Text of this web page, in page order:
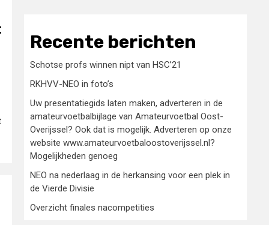
Recente berichten
Schotse profs winnen nipt van HSC’21
RKHVV-NEO in foto’s
Uw presentatiegids laten maken, adverteren in de
amateurvoetbalbijlage van Amateurvoetbal Oost-
Overijssel? Ook dat is mogelijk. Adverteren op onze
website www.amateurvoetbaloostoverijssel.nl?
Mogelijkheden genoeg
NEO na nederlaag in de herkansing voor een plek in
de Vierde Divisie
Overzicht finales nacompetities